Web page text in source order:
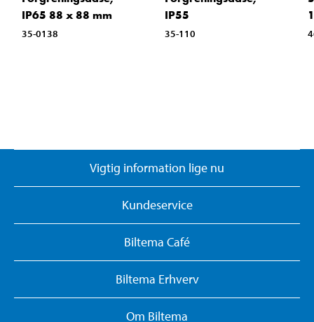
IP65 88 x 88 mm
35-0138
IP55
35-110
Vigtig information lige nu
Kundeservice
Biltema Café
Biltema Erhverv
Om Biltema